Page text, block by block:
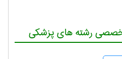
رشته های پزشکی